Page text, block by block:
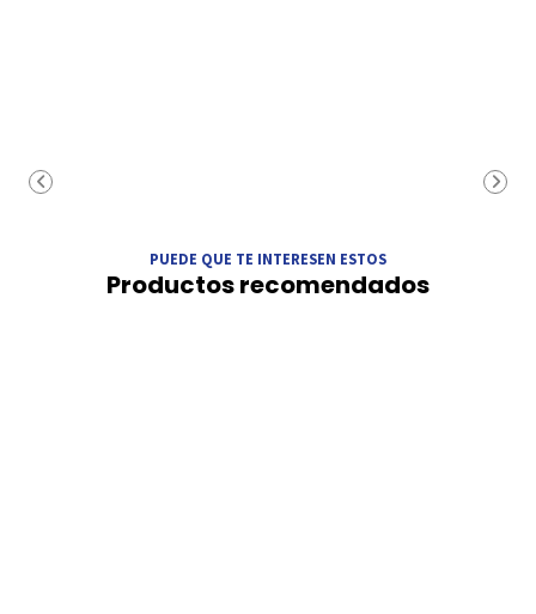
PUEDE QUE TE INTERESEN ESTOS
Productos recomendados